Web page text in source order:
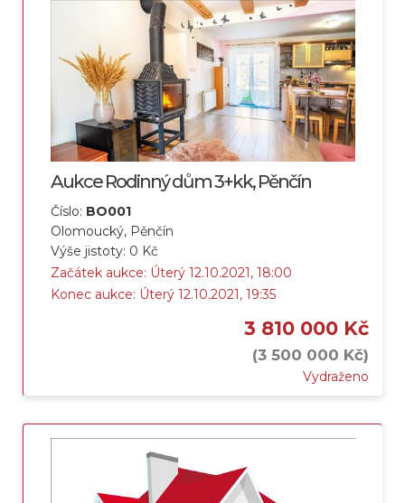
Aukce Rodinný dům 3+kk, Pěnčín
Číslo: BO001
Olomoucký, Pěnčín
Výše jistoty: 0 Kč
Začátek aukce: Úterý 12.10.2021, 18:00
Konec aukce: Úterý 12.10.2021, 19:35
3 810 000 Kč
(3 500 000 Kč)
Vydraženo